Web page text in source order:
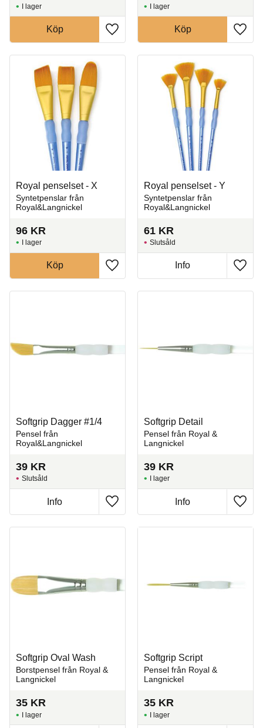
Lägg till i favoriter
I lager
Köp
Lägg
I lager
Köp
Royal penselset - X
Syntetpenslar från
Royal&Langnickel
96 KR
Lägg till i favoriter
I lager
Köp
Royal penselset - Y
Syntetpenslar från
Royal&Langnickel
61 KR
Lägg
Slutsåld
Info
Softgrip Dagger #1/4
Pensel från
Royal&Langnickel
39 KR
Lägg till i favoriter
Slutsåld
Info
Softgrip Detail
Pensel från Royal &
Langnickel
39 KR
Lägg
I lager
Info
Softgrip Oval Wash
Borstpensel från Royal &
Langnickel
35 KR
I lager
Softgrip Script
Pensel från Royal &
Langnickel
35 KR
I lager